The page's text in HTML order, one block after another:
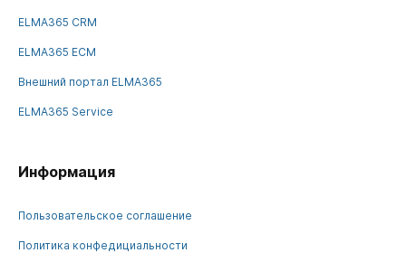
ELMA365 CRM
ELMA365 ECM
Внешний портал ELMA365
ELMA365 Service
Информация
Пользовательское соглашение
Политика конфедициальности